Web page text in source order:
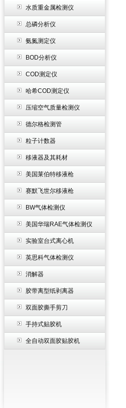
水质重金属检测仪
总磷分析仪
氨氮测定仪
BOD分析仪
COD测定仪
哈希COD测定仪
压缩空气质量检测仪
德尔格检测管
粒子计数器
移液器及其耗材
美国莱伯特移液枪
赛默飞世尔移液枪
BW气体检测仪
美国华瑞RAE气体检测仪
实验室台式离心机
英思科气体检测仪
消解器
胶带离型纸剥离器
双面胶撕手剪刀
手持式贴胶机
全自动双面胶贴胶机